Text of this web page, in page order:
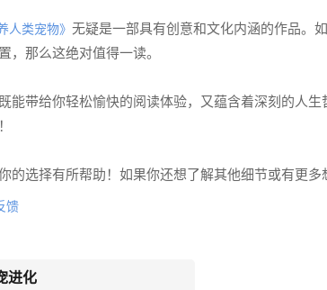
人类宠物》 无疑是一部具有创意和文化内涵的作品。
，那么这绝对值得一读。
能带给你轻松愉快的阅读体验，又蕴含着深刻的人
的选择有所帮助！如果你还想了解其他细节或有更
馈
进化